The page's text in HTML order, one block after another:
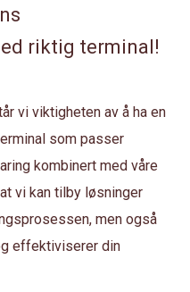
riktig terminal!
vi viktigheten av å ha en
som passer
kombinert med våre
vi kan tilby løsninger
men også
effektiviserer din